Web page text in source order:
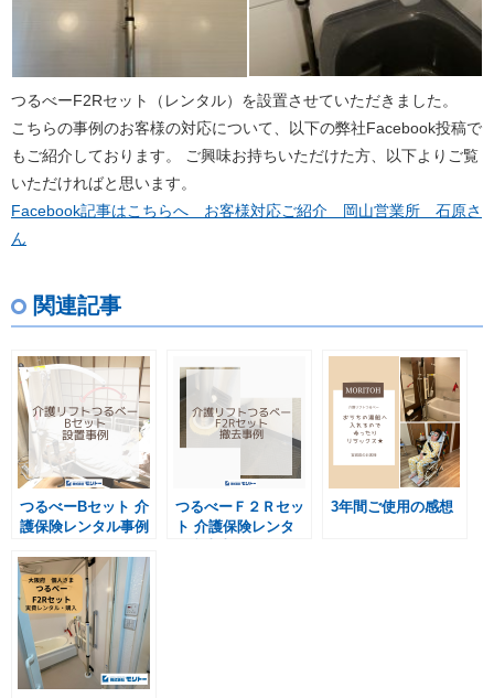
つるべーF2Rセット（レンタル）を設置させていただきました。
こちらの事例のお客様の対応について、以下の弊社Facebook投稿で
もご紹介しております。 ご興味お持ちいただけた方、以下よりご覧
いただければと思います。
Facebook記事はこちらへ お客様対応ご紹介 岡山営業所 石原さ
ん
関連記事
つるべーBセット 介
護保険レンタル事例
つるべーＦ２Ｒセッ
ト 介護保険レンタ
3年間ご使用の感想